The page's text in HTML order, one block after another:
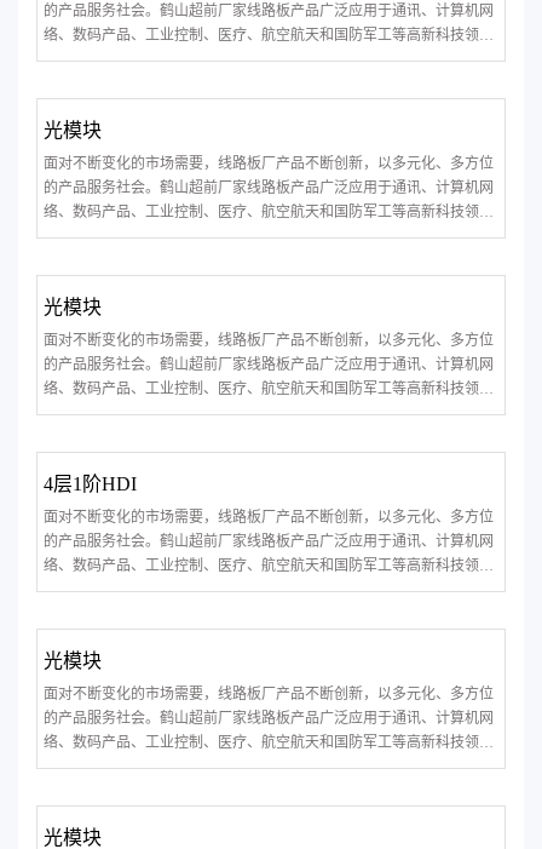
的产品服务社会。鹤山超前厂家线路板产品广泛应用于通讯、计算机网
络、数码产品、工业控制、医疗、航空航天和国防军工等高新科技领
域。
光模块
面对不断变化的市场需要，线路板厂产品不断创新，以多元化、多方位
的产品服务社会。鹤山超前厂家线路板产品广泛应用于通讯、计算机网
络、数码产品、工业控制、医疗、航空航天和国防军工等高新科技领
域。
光模块
面对不断变化的市场需要，线路板厂产品不断创新，以多元化、多方位
的产品服务社会。鹤山超前厂家线路板产品广泛应用于通讯、计算机网
络、数码产品、工业控制、医疗、航空航天和国防军工等高新科技领
域。
4层1阶HDI
面对不断变化的市场需要，线路板厂产品不断创新，以多元化、多方位
的产品服务社会。鹤山超前厂家线路板产品广泛应用于通讯、计算机网
络、数码产品、工业控制、医疗、航空航天和国防军工等高新科技领
域。
光模块
面对不断变化的市场需要，线路板厂产品不断创新，以多元化、多方位
的产品服务社会。鹤山超前厂家线路板产品广泛应用于通讯、计算机网
络、数码产品、工业控制、医疗、航空航天和国防军工等高新科技领
域。
光模块